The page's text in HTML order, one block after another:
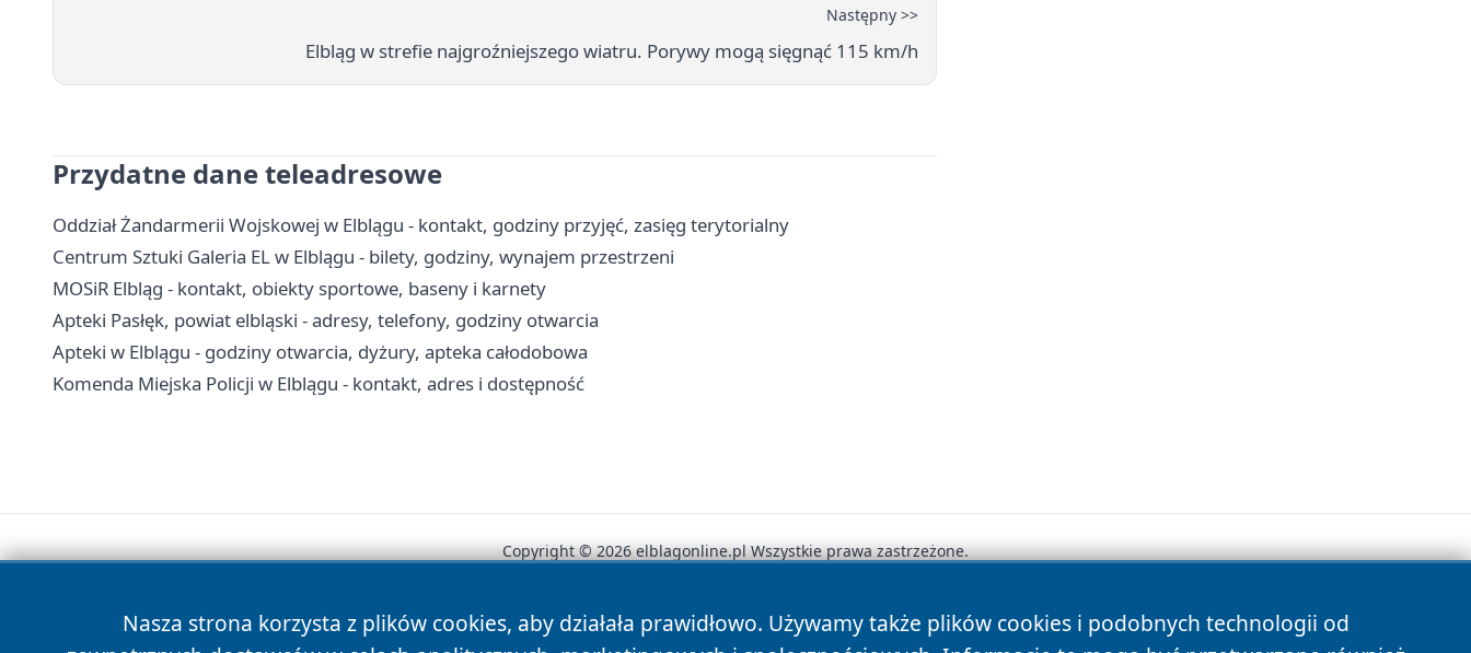
Następny >>
Elbląg w strefie najgroźniejszego wiatru. Porywy mogą sięgnąć 115 km/h
Przydatne dane teleadresowe
Oddział Żandarmerii Wojskowej w Elblągu - kontakt, godziny przyjęć, zasięg terytorialny
Centrum Sztuki Galeria EL w Elblągu - bilety, godziny, wynajem przestrzeni
MOSiR Elbląg - kontakt, obiekty sportowe, baseny i karnety
Apteki Pasłęk, powiat elbląski - adresy, telefony, godziny otwarcia
Apteki w Elblągu - godziny otwarcia, dyżury, apteka całodobowa
Komenda Miejska Policji w Elblągu - kontakt, adres i dostępność
Nasza strona korzysta z plików cookies, aby działała prawidłowo. Używamy także plików cookies i podobnych technologii od
Copyright © 2026 elblagonline.pl Wszystkie prawa zastrzeżone.
News Autorzy Polityka Prywatności Polityka Cookies